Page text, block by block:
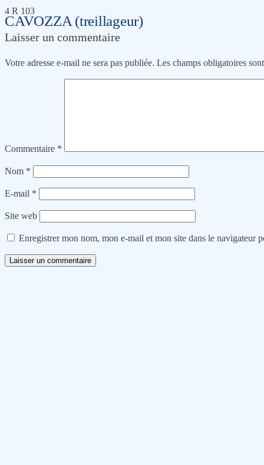
CAVOZZA (treillageur)
4 R 103
Laisser un commentaire
Votre adresse e-mail ne sera pas publiée. Les champs obligatoires
Commentaire *
Nom *
E-mail *
Site web
Enregistrer mon nom, mon e-mail et mon site dans le navigateur